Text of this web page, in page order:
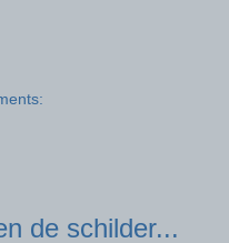
de schilder...